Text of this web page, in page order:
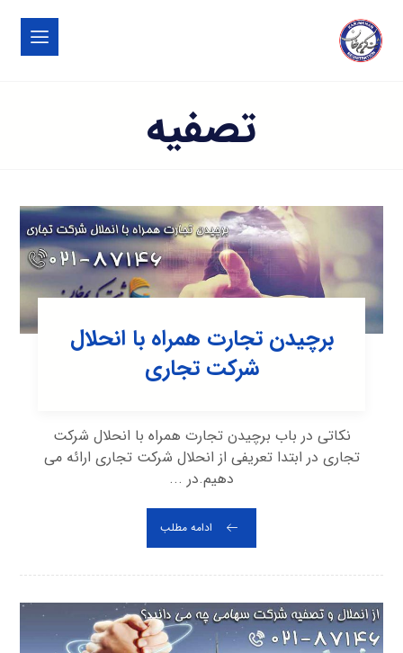
تصفیه
برچیدن تجارت همراه با انحلال
شرکت تجاری
نکاتی در باب برچیدن تجارت همراه با انحلال شرکت
تجاری در ابتدا تعریفی از انحلال شرکت تجاری ارائه می
دهیم.در ...
ادامه مطلب